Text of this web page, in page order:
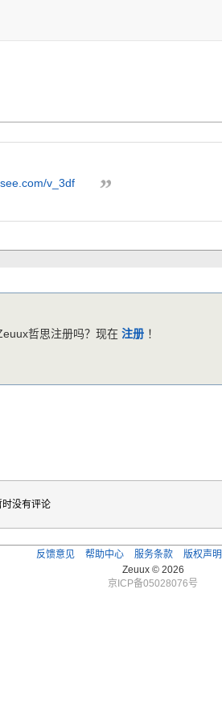
.com/v_3df
哲思注册吗？现在注册 ！
时没有评论
反馈意见 帮助中心 服务条款 版权声明
Zeuux © 2026
京ICP备05028076号